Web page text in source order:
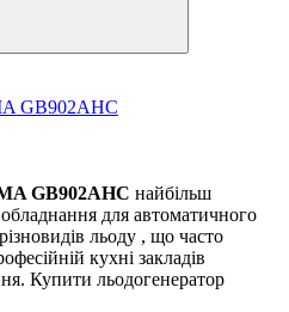
GB902AHC
GB902AHC найбільш
для автоматичного
льоду , що часто
кухні закладів
Купити льодогенератор